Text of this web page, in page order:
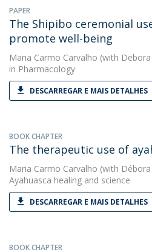
PAPER
The Shipibo ceremonial
promote well-being
Maria Carmo Carvalho (with
in Pharmacology
DESCARREGAR E MAIS DETALHES
BOOK CHAPTER
The therapeutic use of
Maria Carmo Carvalho (with
Ayahuasca healing and science
DESCARREGAR E MAIS DETALHES
BOOK CHAPTER